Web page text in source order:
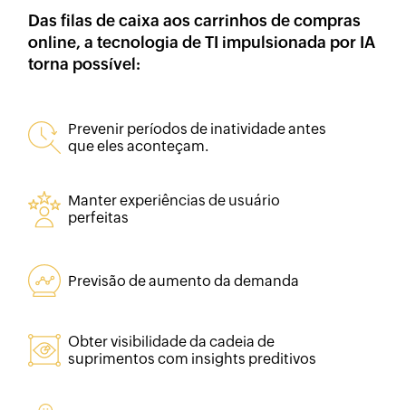
Das filas de caixa aos carrinhos de compras
online, a tecnologia de TI impulsionada por IA
torna possível:
Prevenir períodos de inatividade antes
que eles aconteçam.
Manter experiências de usuário
perfeitas
Previsão de aumento da demanda
Obter visibilidade da cadeia de
suprimentos com insights preditivos